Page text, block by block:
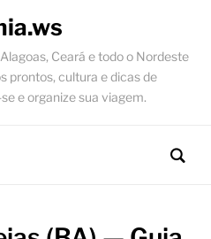
Ceará e todo o Nordeste
prontos, cultura e dicas de
e organize sua viagem.